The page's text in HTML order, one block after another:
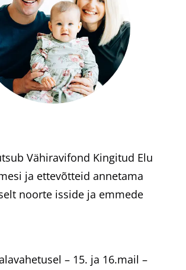
Vähiravifond Kingitud Elu
ja ettevõtteid annetama
noorte isside ja emmede
– 15. ja 16.mail –